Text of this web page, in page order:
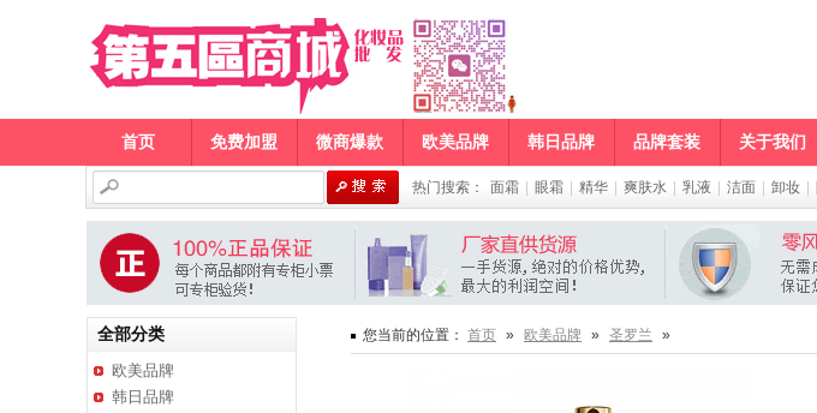
首页 免费加盟 微商爆款 欧美品牌 韩日品牌 品牌套装 关于我们
热门搜索： 面霜 眼霜 精华 爽肤水 乳液 洁面 卸妆
您当前的位置： 首页 » 欧美品牌 » 圣罗兰 »
全部分类
欧美品牌
韩日品牌